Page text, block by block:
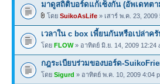
มาดูสถิติบอร์ดแก้เซ็งกัน (อัพเดทตา
โดย SuikoAsLife » เสาร์ พ.ค. 23, 2009
เวลาใน c box เพี้ยนกันหรือเปล่าค
โดย FLOW» อาทิตย์ มิ.ย. 14, 2009 12:24
กฎระเบียบร่วมของบอร์ด-
โดย Sigurd » อาทิตย์ พ.ค. 10, 2009 4:04